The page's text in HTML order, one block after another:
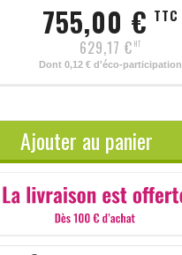
755,00 € TTC
629,17 € HT
Dont 0,12 € d'éco-participation
Ajouter au panier